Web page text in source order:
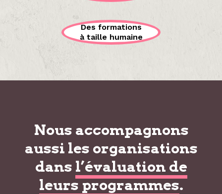
Des formations
à taille humaine
Nous accompagnons
aussi les organisations
dans l’évaluation de
leurs programmes.